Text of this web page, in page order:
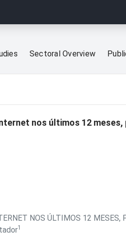
Sectoral Overview
nos últimos 12
NOS ÚLTIMOS 12
1